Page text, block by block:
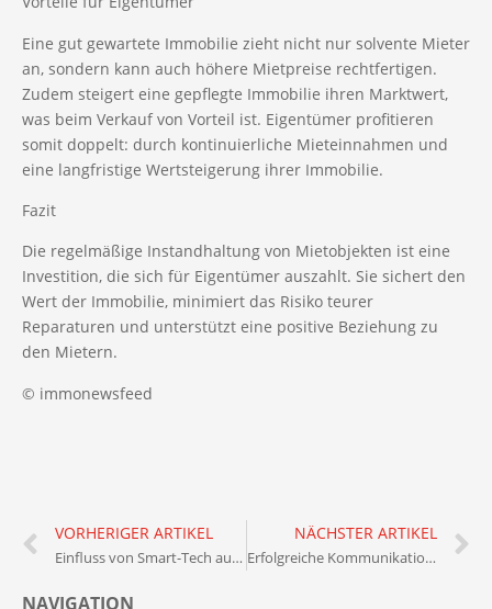
NAVIGATION
Eine gut gewartete Immobilie zieht nicht nur solvente Mieter
an, sondern kann auch höhere Mietpreise rechtfertigen.
Zudem steigert eine gepflegte Immobilie ihren Marktwert,
was beim Verkauf von Vorteil ist. Eigentümer profitieren
somit doppelt: durch kontinuierliche Mieteinnahmen und
eine langfristige Wertsteigerung ihrer Immobilie.
Fazit
Die regelmäßige Instandhaltung von Mietobjekten ist eine
Investition, die sich für Eigentümer auszahlt. Sie sichert den
Wert der Immobilie, minimiert das Risiko teurer
Reparaturen und unterstützt eine positive Beziehung zu
den Mietern.
© immonewsfeed
VORHERIGER ARTIKEL
Einfluss von Smart-Tech auf Immobilienverwaltung
NÄCHSTER ARTIKEL
Erfolgreiche Kommunikation in der Nachbarschaft: Tipps für Eigentümer